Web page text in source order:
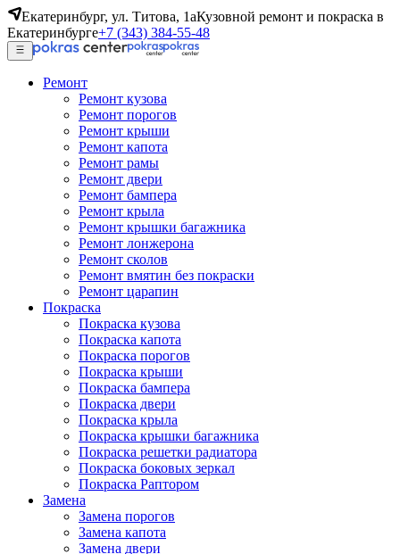
Екатеринбург, ул. Титова, 1аКузовной ремонт и покраска в
Екатеринбурге+7 (343) 384-55-48
Ремонт
Ремонт кузова
Ремонт порогов
Ремонт крыши
Ремонт капота
Ремонт рамы
Ремонт двери
Ремонт бампера
Ремонт крыла
Ремонт крышки багажника
Ремонт лонжерона
Ремонт сколов
Ремонт вмятин без покраски
Ремонт царапин
Покраска
Покраска кузова
Покраска капота
Покраска порогов
Покраска крыши
Покраска бампера
Покраска двери
Покраска крыла
Покраска крышки багажника
Покраска решетки радиатора
Покраска боковых зеркал
Покраска Раптором
Замена
Замена порогов
Замена капота
Замена двери